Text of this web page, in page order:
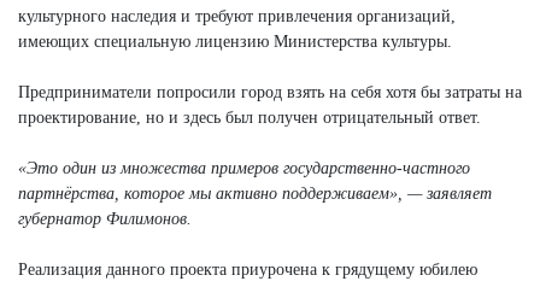
культурного наследия и требуют привлечения организаций,
имеющих специальную лицензию Министерства культуры.
Предприниматели попросили город взять на себя хотя бы затраты на
проектирование, но и здесь был получен отрицательный ответ.
«Это один из множества примеров государственно-частного
партнёрства, которое мы активно поддерживаем», — заявляет
губернатор Филимонов.
Реализация данного проекта приурочена к грядущему юбилею